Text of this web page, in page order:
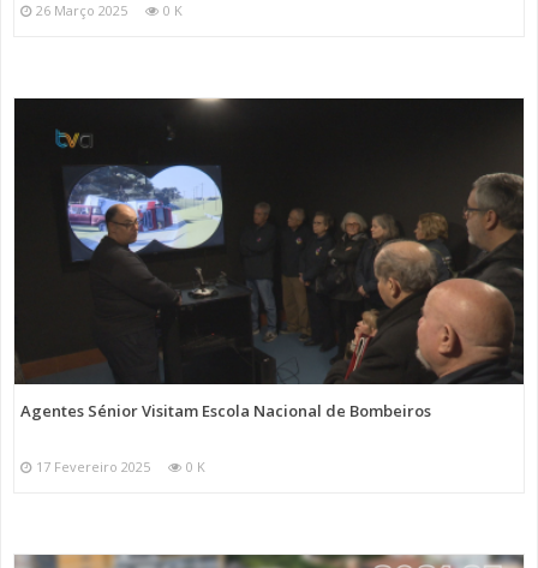
26 Março 2025 0 K
Agentes Sénior Visitam Escola Nacional de Bombeiros
17 Fevereiro 2025 0 K